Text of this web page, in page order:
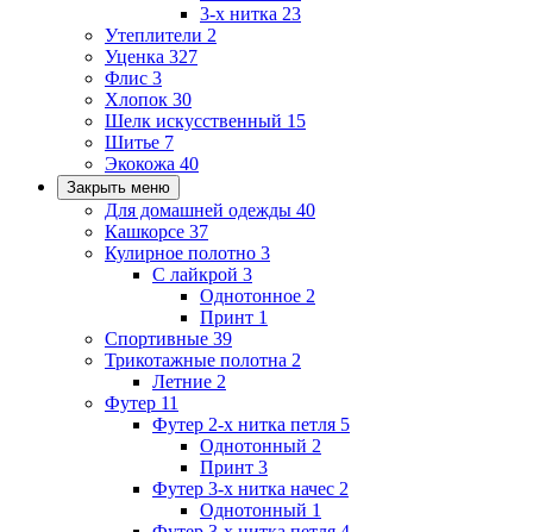
3-х нитка 23
Утеплители 2
Уценка 327
Флис 3
Хлопок 30
Шелк искусственный 15
Шитье 7
Экокожа 40
Закрыть меню
Для домашней одежды 40
Кашкорсе 37
Кулирное полотно 3
С лайкрой 3
Однотонное 2
Принт 1
Спортивные 39
Трикотажные полотна 2
Летние 2
Футер 11
Футер 2-х нитка петля 5
Однотонный 2
Принт 3
Футер 3-х нитка начес 2
Однотонный 1